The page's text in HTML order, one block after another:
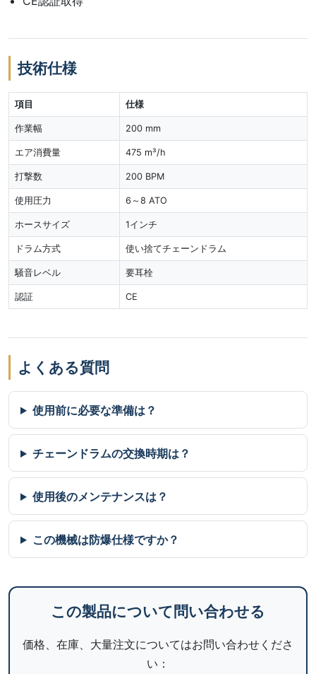
技術仕様
項目 仕様
作業幅 200 mm
エア消費量 475 m³/h
打撃数 200 BPM
使用圧力 6～8 ATO
ホースサイズ 1インチ
ドラム方式 使い捨てチェーンドラム
騒音レベル 要耳栓
認証 CE
よくある質問
使用前に必要な準備は？
チェーンドラムの交換時期は？
使用後のメンテナンスは？
この機械は防爆仕様ですか？
この製品について問い合わせる
価格、在庫、大量注文についてはお問い合わせくださ
い：